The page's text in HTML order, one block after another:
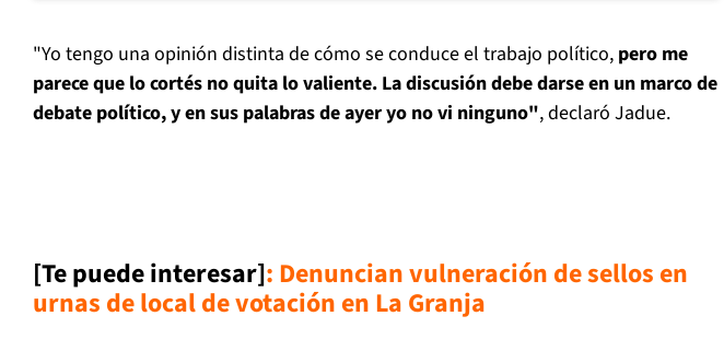
"Yo tengo una opinión distinta de cómo se conduce el trabajo político, pero me
parece que lo cortés no quita lo valiente. La discusión debe darse en un marco de
debate político, y en sus palabras de ayer yo no vi ninguno", declaró Jadue.
[Te puede interesar]: Denuncian vulneración de sellos en
urnas de local de votación en La Granja